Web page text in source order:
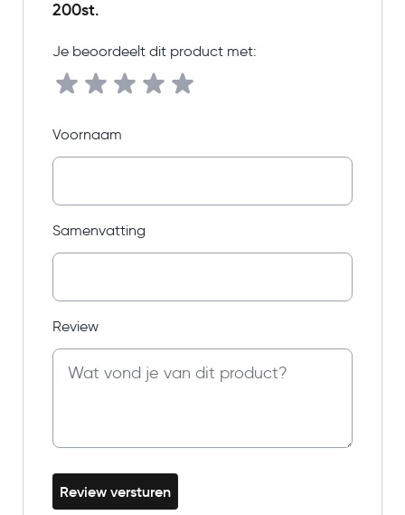
200st.
Je beoordeelt dit product met:
Voornaam
Samenvatting
Review
Review versturen